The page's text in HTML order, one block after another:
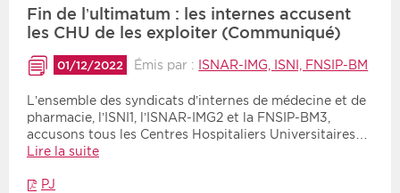
Fin de l’ultimatum : les internes accusent
les CHU de les exploiter (Communiqué)
01/12/2022 Émis par : ISNAR-IMG, ISNI, FNSIP-BM
L’ensemble des syndicats d’internes de médecine et de
pharmacie, l’ISNI1, l’ISNAR-IMG2 et la FNSIP-BM3,
accusons tous les Centres Hospitaliers Universitaires…
Lire la suite
PJ